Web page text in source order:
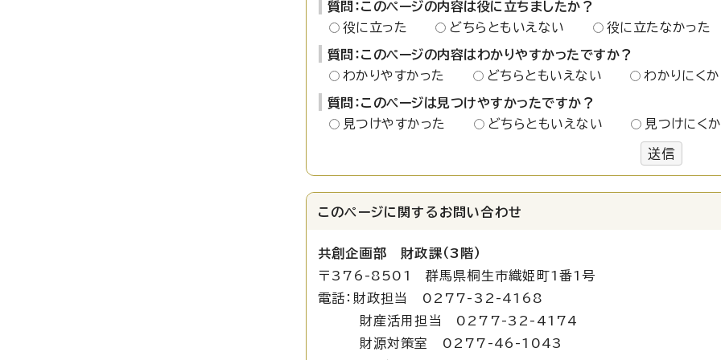
質問：このページの内容は役に立ちましたか？
役に立った
どちらともいえない 役に立たなかった
質問：このページの内容はわかりやすかったですか？
わかりやすかった
どちらともいえない わかりにくか
質問：このページは見つけやすかったですか？
見つけやすかった
どちらともいえない 見つけにく
送信
このページに関する お問い合わせ
共創企画部 財政課（3階）
〒376-8501 群馬県桐生市織姫町1番1号
電話：財政担当 0277-32-4168
財産活用担当 0277-32-4174
財源対策室 0277-46-1043